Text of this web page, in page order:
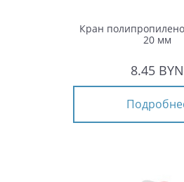
Кран
20 мм
8.45 BYN